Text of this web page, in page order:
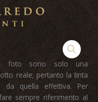
sono solo una
reale; pertanto la tinta
da quella effettiva. Per
sempre riferimento al